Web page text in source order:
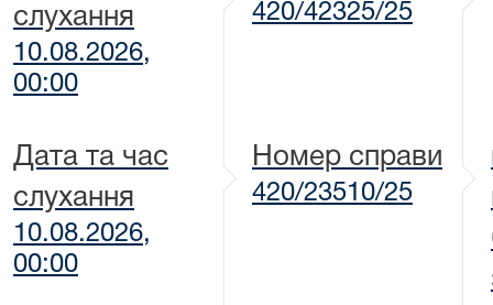
слухання
10.08.2026,
00:00
420/42325/25
Дата та час
слухання
10.08.2026,
00:00
Номер справи
420/23510/25